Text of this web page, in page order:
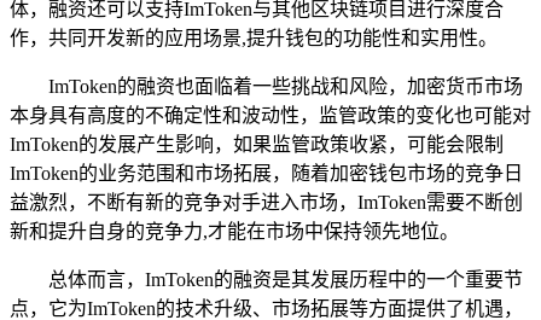
体，融资还可以支持ImToken与其他区块链项目进行深度合
作，共同开发新的应用场景,提升钱包的功能性和实用性。
ImToken的融资也面临着一些挑战和风险，加密货币市场
本身具有高度的不确定性和波动性，监管政策的变化也可能对
ImToken的发展产生影响，如果监管政策收紧，可能会限制
ImToken的业务范围和市场拓展，随着加密钱包市场的竞争日
益激烈，不断有新的竞争对手进入市场，ImToken需要不断创
新和提升自身的竞争力,才能在市场中保持领先地位。
总体而言，ImToken的融资是其发展历程中的一个重要节
点，它为ImToken的技术升级、市场拓展等方面提供了机遇，